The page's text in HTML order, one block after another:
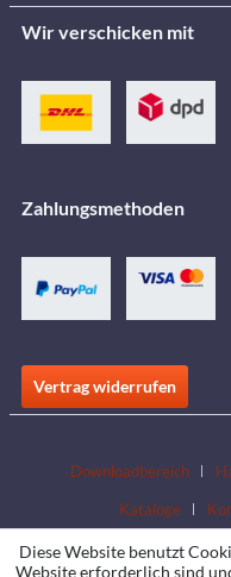
Wir verschicken mit
Zahlungsmethoden
Vertrag widerrufen
Downloadbereich
Kataloge
Diese Website benutzt
Website erforderlich sind